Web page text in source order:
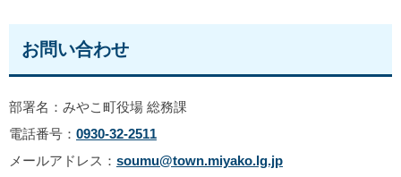
お問い合わせ
部署名：みやこ町役場 総務課
電話番号： 0930-32-2511
メールアドレス： soumu@town.miyako.lg.jp